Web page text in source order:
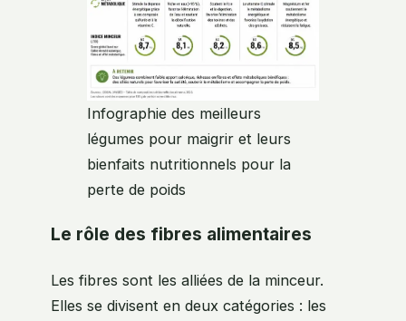
Infographie des meilleurs
légumes pour maigrir et leurs
bienfaits nutritionnels pour la
perte de poids
Le rôle des fibres alimentaires
Les fibres sont les alliées de la minceur.
Elles se divisent en deux catégories : les